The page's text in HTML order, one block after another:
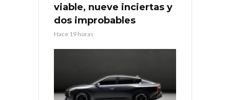
viable, nueve inciertas y
dos improbables
Hace 19 horas